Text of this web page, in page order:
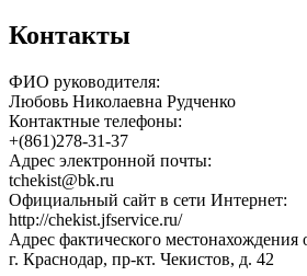
Контакты
ФИО руководителя:
Любовь Николаевна Рудченко
Контактные телефоны:
+(861)278-31-37
Адрес электронной почты:
tchekist@bk.ru
Официальный сайт в сети Интернет:
http://chekist.jfservice.ru/
Адрес фактического местонахождения
г. Краснодар, пр-кт. Чекистов, д. 42